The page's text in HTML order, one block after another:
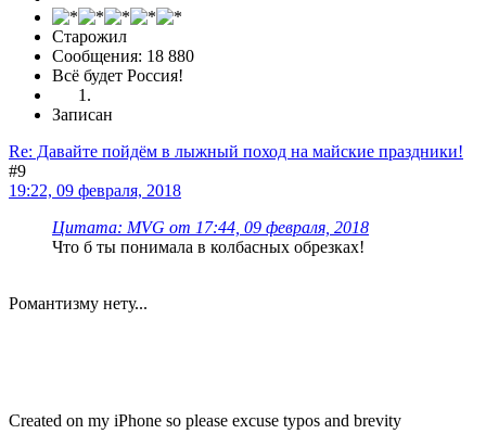
Старожил
Сообщения: 18 880
Всё будет Россия!
Записан
Re: Давайте пойдём в лыжный поход на майские праздники!
#9
19:22, 09 февраля, 2018
Цитата: MVG от 17:44, 09 февраля, 2018
Что б ты понимала в колбасных обрезках!
Романтизму нету...
Created on my iPhone so please excuse typos and brevity